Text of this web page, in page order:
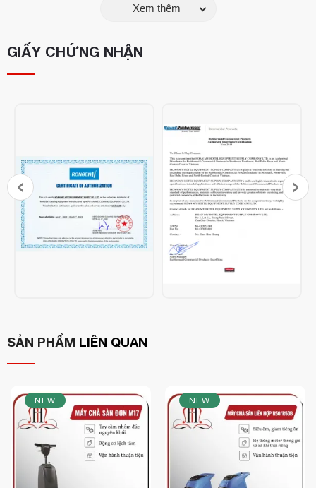
dễ dàng tháo lắp và vận hành.
Máy chà sàn tạ M17Hlà thiết bị vệ sinh công nghiệp chuyên
công suất mạnh mẽ 1500W và tốc độ quay bàn chải 150
vòng/phút, M17H mang lại hiệu quả chà sàn vượt trội, giúp tiết
kiệm thời gian và công sức cho người sử dụng.
Máy chà sàn M17H sở hữu thiết kế chắc chắn, tay cầm đúc từ
Xem thêm
GIẤY CHỨNG NHẬN
‹ ›
SẢN PHẨM LIÊN QUAN
NEW NEW